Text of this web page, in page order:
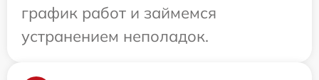
график работ и займемся
устранением неполадок.